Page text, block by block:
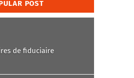
POST
de fiduciaire